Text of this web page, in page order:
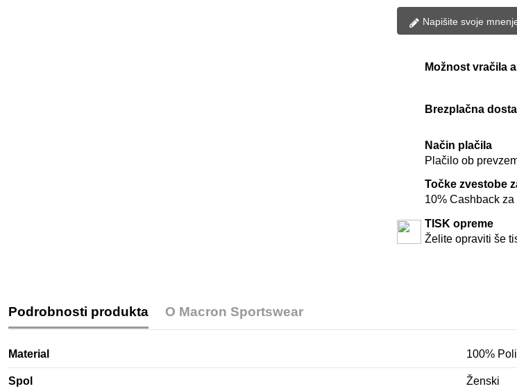
Napišite svoje
Možnost vračila
Brezplačna
Način plačila
Plačilo ob
Točke zvestobe
10% Cashback
TISK opreme
Želite opraviti še
Podrobnosti produkta O Macron Sportswear
Material 100%
Spol Ženski